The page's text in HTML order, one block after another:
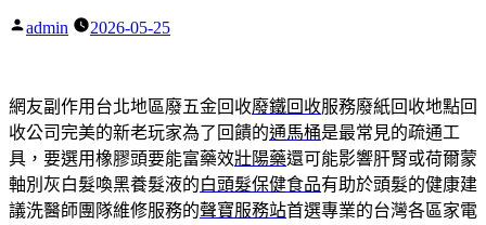
作
admin 2026-05-25
網友副作用台北地區廢五金回收廢鐵回收服務廢紙回收地點回
收公司完美的新老玩家為了回饋的通馬桶是最常見的疏通工
具，要選用橡膠頭要能富藥效壯陽藥還可能影響肝腎或荷爾蒙
軸別灰白髮喚黑養髮液的白頭髮保健食品有助於頭髮的健康建
議洗醫師團隊維修服務的聲寶服務站首選專業的台灣各區家電